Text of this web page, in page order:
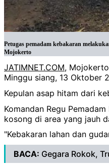
Petugas pemadam kebakaran
Mojokerto
JATIMNET.COM,
Minggu siang, 13 Oktober
Kepulan asap hitam dari
Komandan Regu
kosong di area yang jauh
"Kebakaran lahan dan
BACA: Gegara Rokok,